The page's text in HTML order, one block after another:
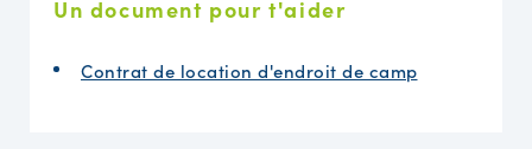
Un document pour t'aider
Contrat de location d'endroit de camp